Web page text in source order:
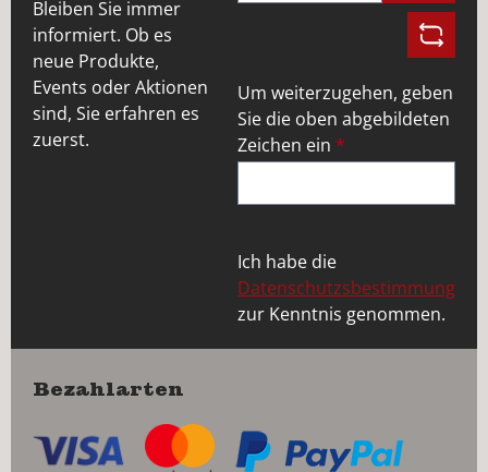
Bleiben Sie immer
informiert. Ob es
neue Produkte,
Events oder Aktionen
sind, Sie erfahren es
zuerst.
Um weiterzugehen, geben
Sie die oben abgebildeten
Zeichen ein *
Ich habe die
Datenschutzsbestimmung
zur Kenntnis genommen.
Bezahlarten